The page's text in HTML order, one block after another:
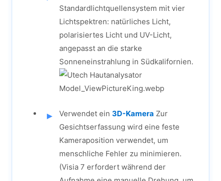
Standardlichtquellensystem mit vier
Lichtspektren: natürliches Licht,
polarisiertes Licht und UV-Licht,
angepasst an die starke
Sonneneinstrahlung in Südkalifornien.
Verwendet ein 3D-Kamera Zur
Gesichtserfassung wird eine feste
Kameraposition verwendet, um
menschliche Fehler zu minimieren.
(Visia 7 erfordert während der